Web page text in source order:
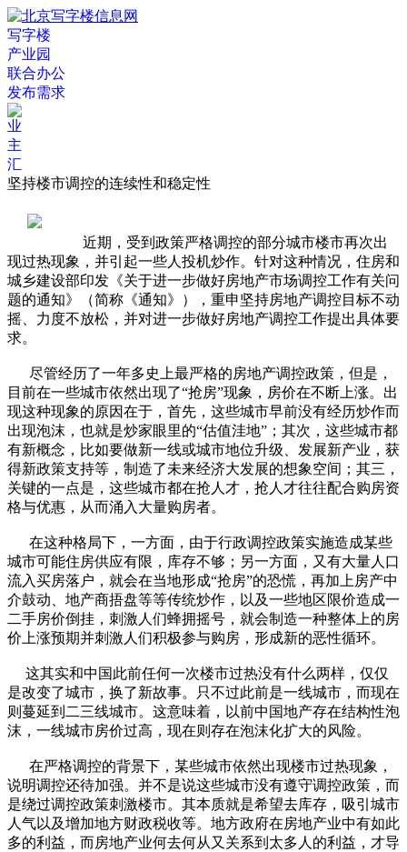
写字楼
产业园
联合办公
发布需求
坚持楼市调控的连续性和稳定性
近期，受到政策严格调控的部分城市楼市再次出
现过热现象，并引起一些人投机炒作。针对这种情况，住房和
城乡建设部印发《关于进一步做好房地产市场调控工作有关问
题的通知》（简称《通知》），重申坚持房地产调控目标不动
摇、力度不放松，并对进一步做好房地产调控工作提出具体要
求。
尽管经历了一年多史上最严格的房地产调控政策，但是，
目前在一些城市依然出现了“抢房”现象，房价在不断上涨。出
现这种现象的原因在于，首先，这些城市早前没有经历炒作而
出现泡沫，也就是炒家眼里的“估值洼地”；其次，这些城市都
有新概念，比如要做新一线或城市地位升级、发展新产业，获
得新政策支持等，制造了未来经济大发展的想象空间；其三，
关键的一点是，这些城市都在抢人才，抢人才往往配合购房资
格与优惠，从而涌入大量购房者。
在这种格局下，一方面，由于行政调控政策实施造成某些
城市可能住房供应有限，库存不够；另一方面，又有大量人口
流入买房落户，就会在当地形成“抢房”的恐慌，再加上房产中
介鼓动、地产商捂盘等等传统炒作，以及一些地区限价造成一
二手房价倒挂，刺激人们蜂拥摇号，就会制造一种整体上的房
价上涨预期并刺激人们积极参与购房，形成新的恶性循环。
这其实和中国此前任何一次楼市过热没有什么两样，仅仅
是改变了城市，换了新故事。只不过此前是一线城市，而现在
则蔓延到二三线城市。这意味着，以前中国地产存在结构性泡
沫，一线城市房价过高，现在则存在泡沫化扩大的风险。
在严格调控的背景下，某些城市依然出现楼市过热现象，
说明调控还待加强。并不是说这些城市没有遵守调控政策，而
是绕过调控政策刺激楼市。其本质就是希望去库存，吸引城市
人气以及增加地方财政税收等。地方政府在房地产业中有如此
多的利益，而房地产业何去何从又关系到太多人的利益，才导